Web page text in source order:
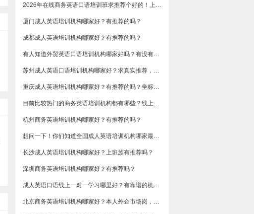
2026年在线商务英语口语培训班求推荐个好的！上班族急需，哪家好？
厦门成人英语培训机构哪家好？有推荐的吗？
成都成人英语培训机构哪家好？有推荐的吗？
有人知道外贸英语口语培训机构哪家好吗？有没有排行榜参考一下？最好说下费用
苏州成人英语口语培训机构哪家好？求真实推荐，广告勿扰，谢谢！
重庆成人英语培训机构哪家好？有推荐的吗？坐标重庆，目前在解放碑一家外贸公司做跟单
目前比较热门的商务英语培训机构都有哪些？线上好吗？还是线下呢？
杭州商务英语培训机构哪家好？有推荐的吗？
想问一下！你们知道全国成人英语培训机构哪家最好吗？收费多少呢？
长沙成人英语培训机构哪家好？上班族有推荐吗？
深圳商务英语培训机构哪家好？有推荐吗？
成人英语口语线上一对一学习哪里好？有靠谱的机构可以推荐吗？
​北京商务英语培训机构哪家好？本人外企市场岗，急需提升谈判和汇报口语，求真实体验分享，广告勿扰，谢谢